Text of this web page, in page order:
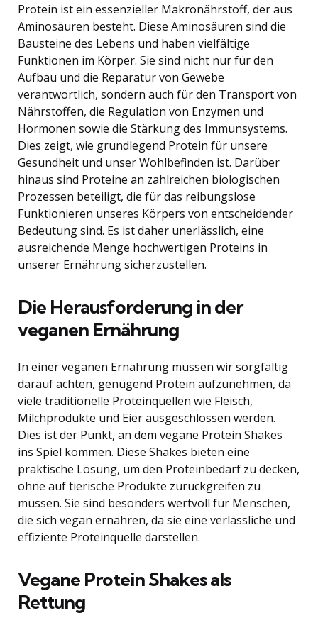
Protein ist ein essenzieller Makronährstoff, der aus
Aminosäuren besteht. Diese Aminosäuren sind die
Bausteine des Lebens und haben vielfältige
Funktionen im Körper. Sie sind nicht nur für den
Aufbau und die Reparatur von Gewebe
verantwortlich, sondern auch für den Transport von
Nährstoffen, die Regulation von Enzymen und
Hormonen sowie die Stärkung des Immunsystems.
Dies zeigt, wie grundlegend Protein für unsere
Gesundheit und unser Wohlbefinden ist. Darüber
hinaus sind Proteine an zahlreichen biologischen
Prozessen beteiligt, die für das reibungslose
Funktionieren unseres Körpers von entscheidender
Bedeutung sind. Es ist daher unerlässlich, eine
ausreichende Menge hochwertigen Proteins in
unserer Ernährung sicherzustellen.
Die Herausforderung in der
veganen Ernährung
In einer veganen Ernährung müssen wir sorgfältig
darauf achten, genügend Protein aufzunehmen, da
viele traditionelle Proteinquellen wie Fleisch,
Milchprodukte und Eier ausgeschlossen werden.
Dies ist der Punkt, an dem vegane Protein Shakes
ins Spiel kommen. Diese Shakes bieten eine
praktische Lösung, um den Proteinbedarf zu decken,
ohne auf tierische Produkte zurückgreifen zu
müssen. Sie sind besonders wertvoll für Menschen,
die sich vegan ernähren, da sie eine verlässliche und
effiziente Proteinquelle darstellen.
Vegane Protein Shakes als
Rettung